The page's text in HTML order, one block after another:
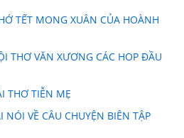
TẾT MONG XUÂN CỦA HOÀNH
THƠ VĂN XƯƠNG CÁC HOP ĐẦU
THƠ TIỄN MẸ
NÓI VỀ CÂU CHUYỆN BIÊN TẬP